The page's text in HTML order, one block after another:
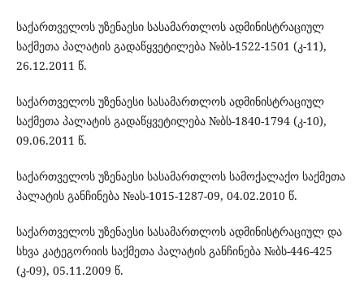
საქართველოს უზენაესი სასამართლოს ადმინისტრაციულ
საქმეთა პალატის გადაწყვეტილება №ბს-1522-1501 (კ-11),
26.12.2011 წ.
საქართველოს უზენაესი სასამართლოს ადმინისტრაციულ
საქმეთა პალატის გადაწყვეტილება №ბს-1840-1794 (კ-10),
09.06.2011 წ.
საქართველოს უზენაესი სასამართლოს სამოქალაქო საქმეთა
პალატის განჩინება №ას-1015-1287-09, 04.02.2010 წ.
საქართველოს უზენაესი სასამართლოს ადმინისტრაციულ და
სხვა კატეგორიის საქმეთა პალატის განჩინება №ბს-446-425
(კ-09), 05.11.2009 წ.